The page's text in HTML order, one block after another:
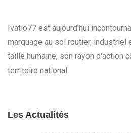
Ivatio77 est aujourd'hui
marquage au sol routier, industriel
taille humaine, son rayon d'action
territoire national.
Les Actualités